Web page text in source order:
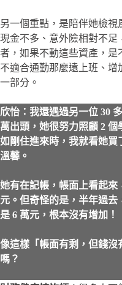
另一個重點，是陪伴她檢
現金不多、意外險相對不足
者，如果不動這些資產，
不適合通勤那麼遠上班、
一部分。
欣怡：我還遇過另一位 30
萬出頭，她很努力照顧 2
如剛住進來時，我就看她
溫馨。
她有在記帳，帳面上看起來
元。但奇怪的是，半年過
是 6 萬元，根本沒有增加！
像這樣「帳面有剩，但錢沒
嗎？